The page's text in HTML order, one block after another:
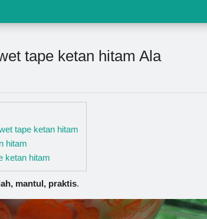
tape ketan hitam Ala
tape ketan hitam
hitam
ketan hitam
mantul, praktis.